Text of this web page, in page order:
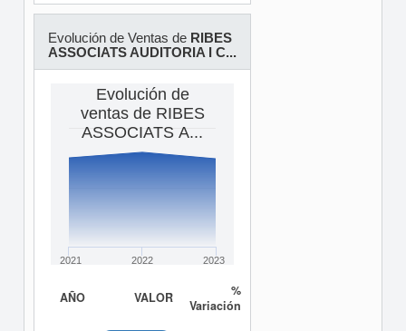
Evolución de Ventas de RIBES
ASSOCIATS AUDITORIA I C...
Evolución de
ventas de RIBES
ASSOCIATS A...
2021 2022 2023
AÑO VALOR
%
Variación